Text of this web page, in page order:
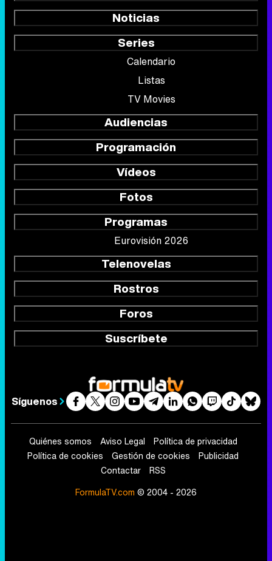
Noticias
Series
Calendario
Listas
TV Movies
Audiencias
Programación
Vídeos
Fotos
Programas
Eurovisión 2026
Telenovelas
Rostros
Foros
Suscríbete
Síguenos
Quiénes somos Aviso Legal
Política de privacidad
Política de cookies
Gestión de cookies
Publicidad
Contactar
RSS
FormulaTV.com © 2004 - 2026